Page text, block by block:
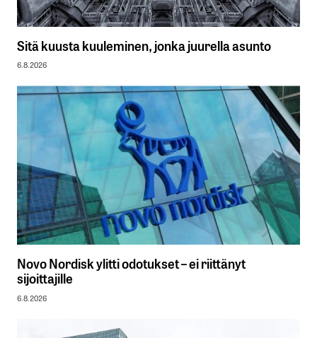
Sitä kuusta kuuleminen, jonka juurella asunto
6.8.2026
Novo Nordisk ylitti odotukset – ei riittänyt
sijoittajille
6.8.2026